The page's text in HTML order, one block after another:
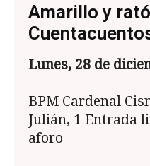
Amarillo y
Lunes, 28 de
BPM Cardenal
Julián, 1 Entrada
aforo